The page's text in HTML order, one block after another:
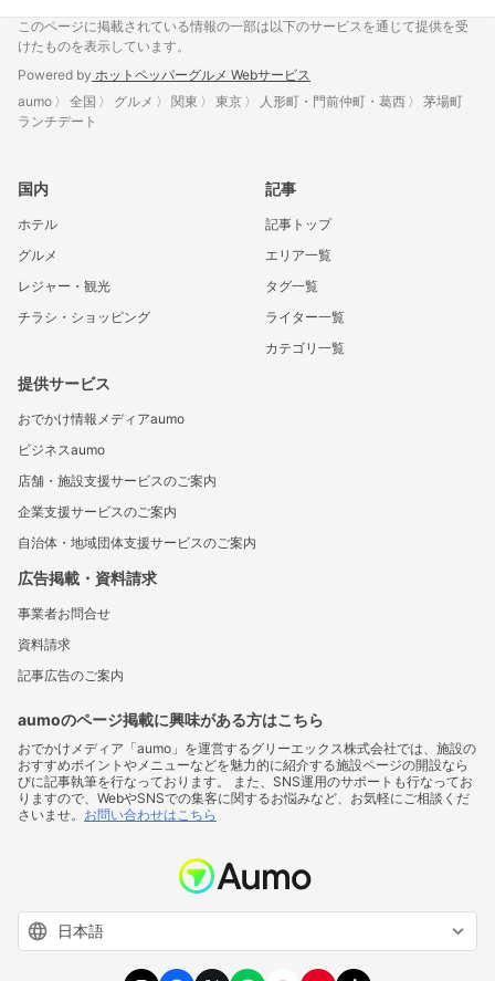
このページに掲載されている情報の一部は以下のサービスを通じて提供を受
けたものを表示しています。
Powered by ホットペッパーグルメ Webサービス
aumo
全国 グルメ 関東 東京 人形町・門前仲町・葛西
茅場町
ランチデート
国内
ホテル
グルメ
レジャー・観光
チラシ・ショッピング
記事
記事トップ
エリア一覧
タグ一覧
ライター一覧
カテゴリ一覧
提供サービス
おでかけ情報メディアaumo
ビジネスaumo
店舗・施設支援サービスのご案内
企業支援サービスのご案内
自治体・地域団体支援サービスのご案内
広告掲載・資料請求
事業者お問合せ
資料請求
記事広告のご案内
aumoのページ掲載に興味がある方はこちら
おでかけメディア「aumo」を運営するグリーエックス株式会社では、施設の
おすすめポイントやメニューなどを魅力的に紹介する施設ページの開設なら
びに記事執筆を行なっております。 また、SNS運用のサポートも行なってお
りますので、WebやSNSでの集客に関するお悩みなど、お気軽にご相談くだ
さいませ。 お問い合わせはこちら